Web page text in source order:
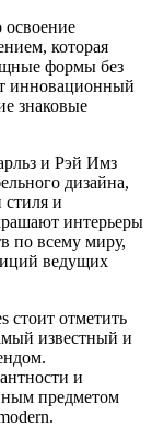
освоение
которая
формы без
инновационный
знаковые
и Рэй Имз
дизайна,
стиля и
интерьеры
по всему миру,
ведущих
стоит отметить
известный и
и
предметом